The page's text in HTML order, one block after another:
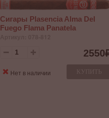
Сигары Plasencia Alma Del
Fuego Flama Panatela
2550
КУПИТЬ
Нет в наличии